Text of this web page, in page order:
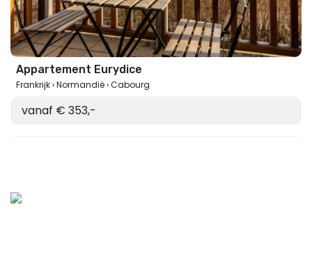
Appartement Eurydice
Frankrijk Normandië Cabourg
vanaf € 353,-